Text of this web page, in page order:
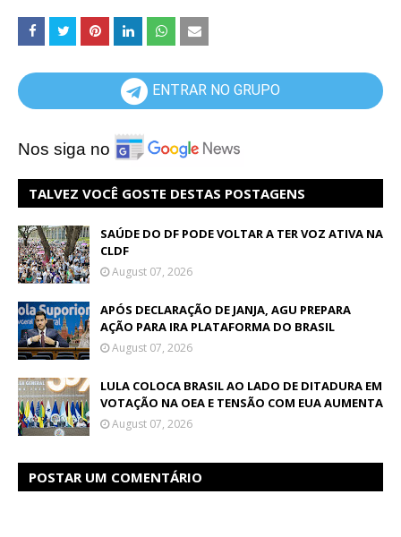
ENTRAR NO GRUPO
Nos siga no
TALVEZ VOCÊ GOSTE DESTAS POSTAGENS
SAÚDE DO DF PODE VOLTAR A TER VOZ ATIVA NA
CLDF
August 07, 2026
APÓS DECLARAÇÃO DE JANJA, AGU PREPARA
AÇÃO PARA IRA PLATAFORMA DO BRASIL
August 07, 2026
LULA COLOCA BRASIL AO LADO DE DITADURA EM
VOTAÇÃO NA OEA E TENSÃO COM EUA AUMENTA
August 07, 2026
POSTAR UM COMENTÁRIO